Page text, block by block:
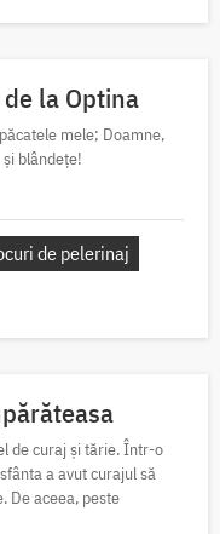
la Optina
mele; Doamne,
blândeţe!
de pelerinaj
de curaj și tărie. Într-o
a avut curajul să
De aceea, peste